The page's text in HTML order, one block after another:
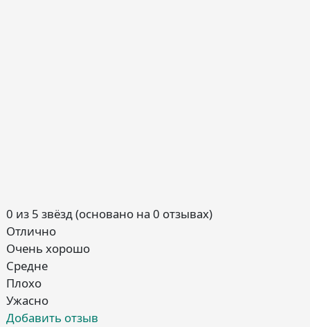
0 из 5 звёзд (основано на 0 отзывах)
Отлично
Очень хорошо
Средне
Плохо
Ужасно
Добавить отзыв